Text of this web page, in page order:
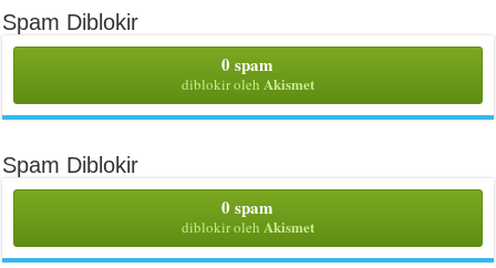
Spam Diblokir
0 spam
diblokir oleh Akismet
Spam Diblokir
0 spam
diblokir oleh Akismet